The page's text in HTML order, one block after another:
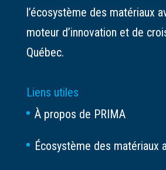
l’écosystème des matériaux
moteur d’innovation et de
Québec.
Liens utiles
À propos de PRIMA
Écosystème des matériaux